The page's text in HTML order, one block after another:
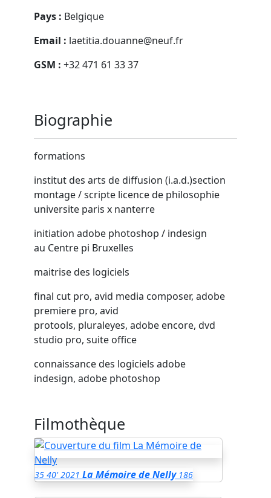
Pays : Belgique
Email : laetitia.douanne@neuf.fr
GSM : +32 471 61 33 37
Biographie
formations
institut des arts de diffusion (i.a.d.)section
montage/scripte licence de philosophie
universite paris x nanterre
initiation adobe photoshop / indesign
au Centre pi Bruxelles
maitrise des logiciels
final cut pro, avid media composer, adobe
premiere pro, avid
protools, pluraleyes, adobe encore, dvd
studio pro, suite office
connaissance des logiciels adobe
indesign, adobe photoshop
Filmothèque
35 40' 2021 La Mémoire de Nelly 186